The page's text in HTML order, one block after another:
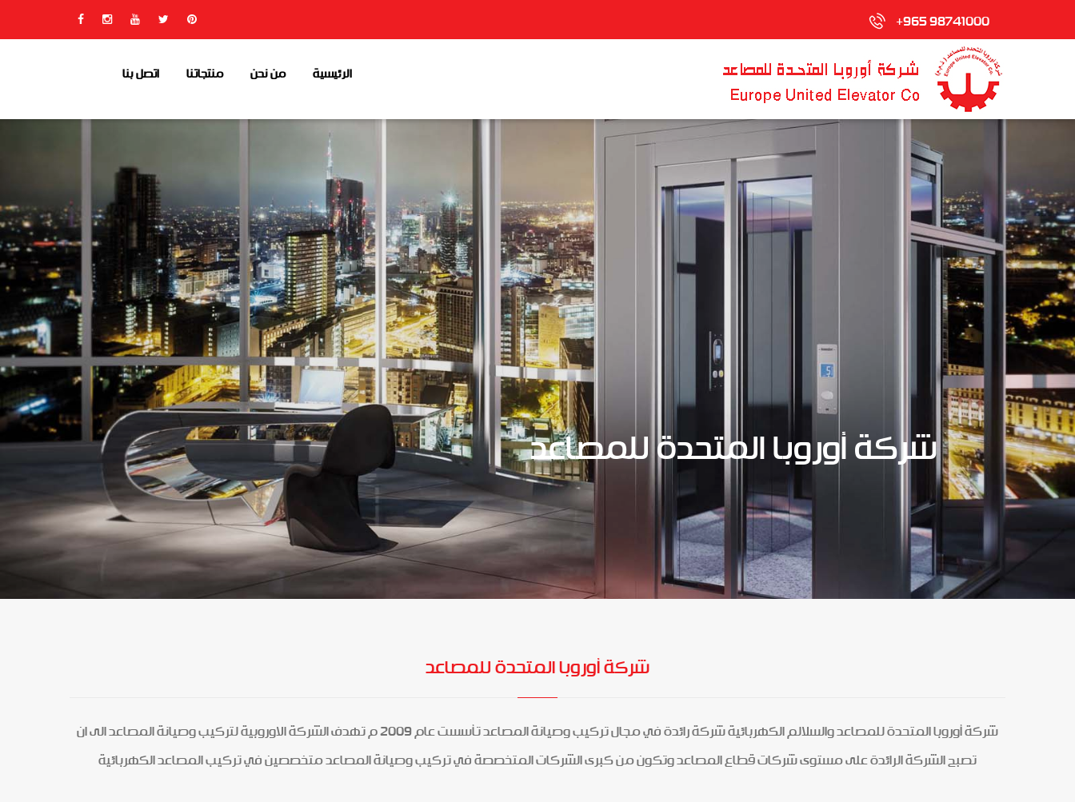
+965 98741000
الرئيسية من نحن منتجاتنا اتصل بنا
شركة أوروبا المتحدة للمصاعد
شركة أوروبا المتحدة للمصاعد
شركة أوروبا المتحدة للمصاعد والسلالم الكهربائية شركة رائدة في مجال تركيب وصيانة المصاعد تأسست عام 2009 م تهدف الشركة الاوروبية لتركيب وصيانة المصاعد الى ان
تصبح الشركة الرائدة على مستوى شركات قطاع المصاعد وتكون من كبرى الشركات المتخصصة في تركيب وصيانة المصاعد متخصصين في تركيب المصاعد الكهربائية